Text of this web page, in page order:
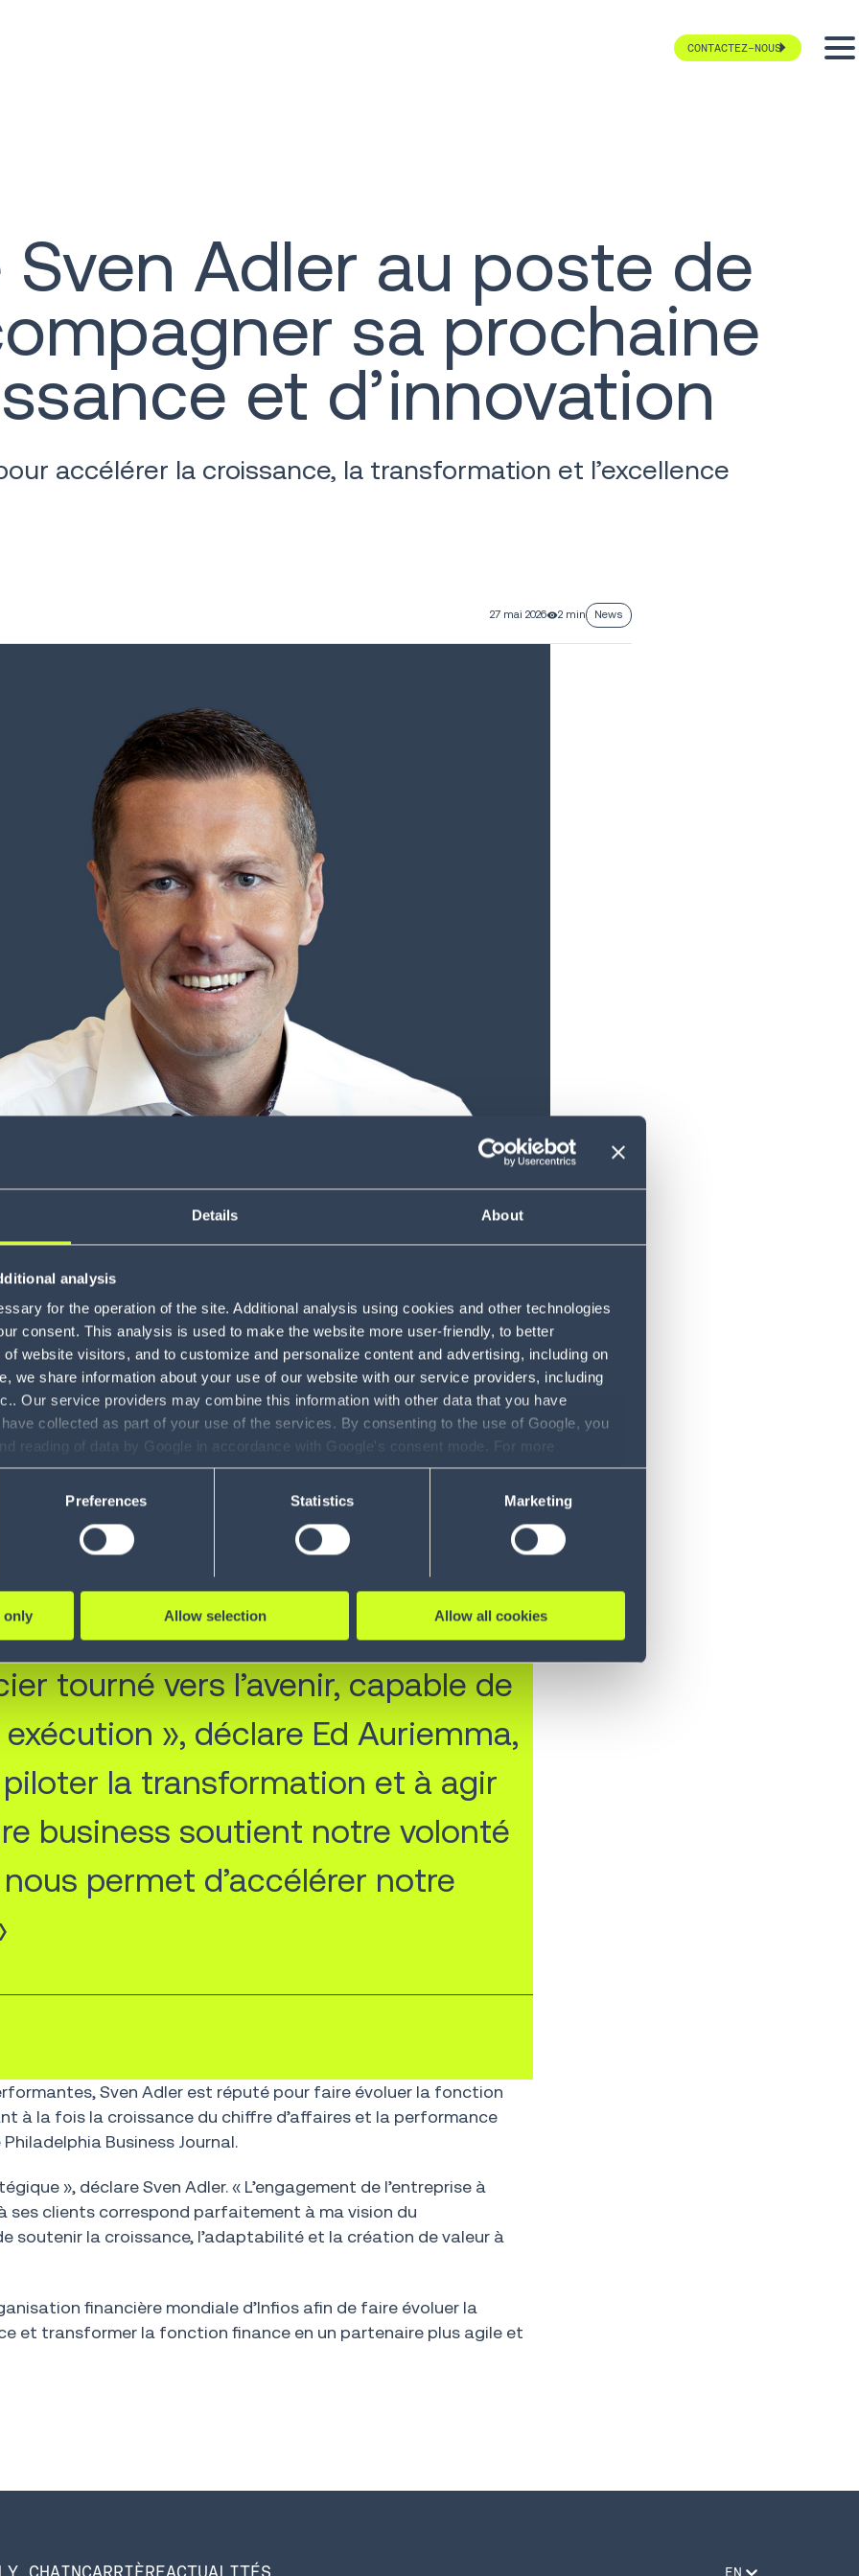
Details About
analysis
for the operation of the site. Additional analysis using cookies and other technologies
consent. This analysis is used to make the website more user-friendly, to better
website visitors, and to customize and personalize content and advertising, including on
we share information about your use of our website with our service providers, including
Our service providers may combine this information with other data that you have
collected as part of your use of the services. By consenting to the use of Google, you
reading of data by Google in accordance with Google's consent mode. For more
to revoke your consent and the service providers we use, please refer to our Privacy
Preferences Statistics Marketing
only Allow selection Allow all cookies
CONTACTEZ-NOUS
Adler au poste de
sa prochaine
et d’innovation
accélérer la croissance, la transformation et l’excellence
27 mai 2026 2 min News
mondial des solutions d’exécution intelligente de la supply chain
de Chief Financial Officer (CFO). Sven Adler apporte plus de
ainsi qu’un solide parcours en matière d’accélération de
et d’excellence opérationnelle.
direction au sein d’entreprises technologiques, de services et
de dix ans chez SAP, où il a exercé la fonction de CFO de
équipes transverses couvrant la finance, l’IT et les
en forte croissance dans une phase d’expansion
une vision internationale ainsi qu’une capacité à gérer les
soutenant ainsi l’engagement d’Infios à accompagner ses
adaptables selon les marchés.
tourné vers l’avenir, capable de
», déclare Ed Auriemma,
piloter la transformation et à agir
business soutient notre volonté
permet d’accélérer notre
Sven Adler est réputé pour faire évoluer la fonction
à la fois la croissance du chiffre d’affaires et la performance
Philadelphia Business Journal.
», déclare Sven Adler. « L’engagement de l’entreprise à
clients correspond parfaitement à ma vision du
soutenir la croissance, l’adaptabilité et la création de valeur à
financière mondiale d’Infios afin de faire évoluer la
et transformer la fonction finance en un partenaire plus agile et
CHAINCARRIÈREACTUALITÉS EN